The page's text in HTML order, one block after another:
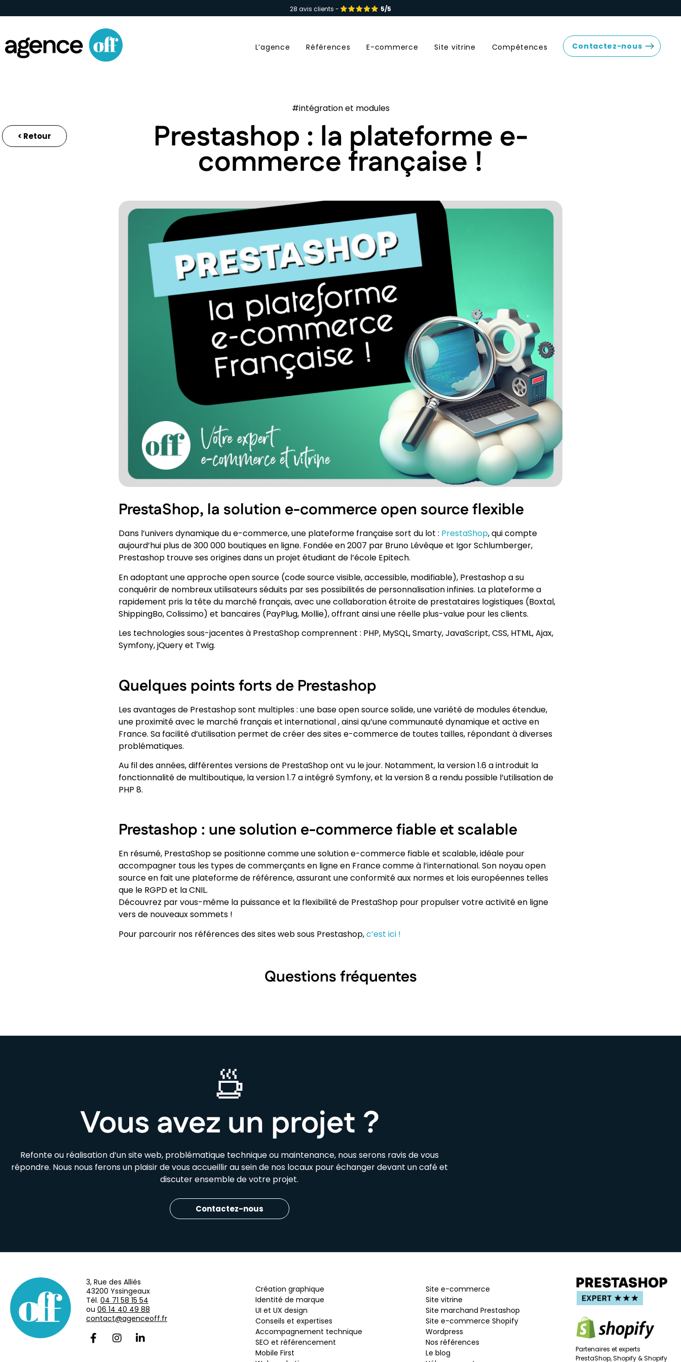
28 avis clients - 5/5
L’agence Références E-commerce Site vitrine Compétences Contactez-nous
< Retour
#intégration et modules
Prestashop : la plateforme e-
commerce française !
PrestaShop, la solution e-commerce open source flexible
Dans l’univers dynamique du e-commerce, une plateforme française sort du lot : PrestaShop, qui compte
aujourd’hui plus de 300 000 boutiques en ligne. Fondée en 2007 par Bruno Lévêque et Igor Schlumberger,
Prestashop trouve ses origines dans un projet étudiant de l’école Epitech.
En adoptant une approche open source (code source visible, accessible, modifiable), Prestashop a su
conquérir de nombreux utilisateurs séduits par ses possibilités de personnalisation infinies. La plateforme a
rapidement pris la tête du marché français, avec une collaboration étroite de prestataires logistiques (Boxtal,
ShippingBo, Colissimo) et bancaires (PayPlug, Mollie), offrant ainsi une réelle plus-value pour les clients.
Les technologies sous-jacentes à PrestaShop comprennent : PHP, MySQL, Smarty, JavaScript, CSS, HTML, Ajax,
Symfony, jQuery et Twig.
Quelques points forts de Prestashop
Les avantages de Prestashop sont multiples : une base open source solide, une variété de modules étendue,
une proximité avec le marché français et international , ainsi qu’une communauté dynamique et active en
France. Sa facilité d’utilisation permet de créer des sites e-commerce de toutes tailles, répondant à diverses
problématiques.
Au fil des années, différentes versions de PrestaShop ont vu le jour. Notamment, la version 1.6 a introduit la
fonctionnalité de multiboutique, la version 1.7 a intégré Symfony, et la version 8 a rendu possible l’utilisation de
PHP 8.
Prestashop : une solution e-commerce fiable et scalable
En résumé, PrestaShop se positionne comme une solution e-commerce fiable et scalable, idéale pour
accompagner tous les types de commerçants en ligne en France comme à l’international. Son noyau open
source en fait une plateforme de référence, assurant une conformité aux normes et lois européennes telles
que le RGPD et la CNIL.
Découvrez par vous-même la puissance et la flexibilité de PrestaShop pour propulser votre activité en ligne
vers de nouveaux sommets !
Pour parcourir nos références des sites web sous Prestashop,c’est ici !
Questions fréquentes
Vous avez un projet ?
Refonte ou réalisation d’un site web, problématique technique ou maintenance, nous serons ravis de vous
répondre. Nous nous ferons un plaisir de vous accueillir au sein de nos locaux pour échanger devant un café et
discuter ensemble de votre projet.
Contactez-nous
3, Rue des Alliés
43200 Yssingeaux
Tél. 04 71 58 15 54
ou 06 14 40 49 88
contact@agenceoff.fr
Création graphique
Identité de marque
UI et UX design
Conseils et expertises
Accompagnement technique
SEO et référencement
Mobile First
Site e-commerce
Site vitrine
Site marchand Prestashop
Site e-commerce Shopify
Wordpress
Nos références
Le blog
Partenaires et experts
PrestaShop, Shopify & Shopify